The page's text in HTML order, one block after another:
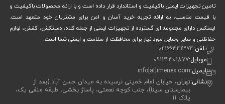
تامین تجهیزات ایمنی باکیفیت و استاندارد قرار داده است و با ارائه محصولات باکیفیت و
با قیمت مناسب، به ارائه تجربه خرید آسان و امن برای مشتریان خود متعهد است.
ایمنکس دارای مجموعه ای گسترده از تجهیزات ایمنی از جمله کلاه، دستکش، کفش، لوازم
حفاظتی و سایر وسایل مورد نیاز برای محافظت از سلامت و ایمنی شما است.
تلفن:02166341374
موبایل:09124301877
ایمیل:info[at]imenex.com
نشانی:تهران، خیابان امام خمینی نرسیده به میدان حسن آباد (بعد از
بیمارستان سینا)، جنب کوچه نعمتی، پاساژ بخشی، طبقه منفی یک،
پلاک 11